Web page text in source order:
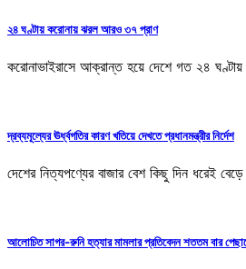
২৪ ঘণ্টায় করোনায় ঝরল আরও ৩৭ প্রাণ
করোনাভাইরাসে আক্রান্ত হয়ে দেশে গত ২৪
দ্রব্যমূল্যের ঊর্ধ্বগতির কারণ খতিয়ে দেখতে প্রধানমন্ত্রীর নির্দেশ
দেশের নিত্যপণ্যের বাজার বেশ কিছু দিন ধরেই
আলোচিত সাগর-রুনি হত্যার মামলার প্রতিবেদন শততম বার